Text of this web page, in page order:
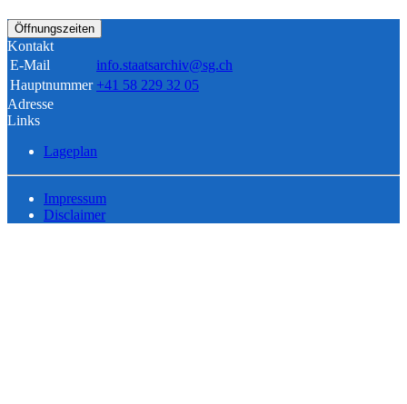
Öffnungszeiten
Kontakt
E-Mail
info.staatsarchiv@sg.ch
Hauptnummer +41 58 229 32 05
Adresse
Links
Lageplan
Impressum
Disclaimer